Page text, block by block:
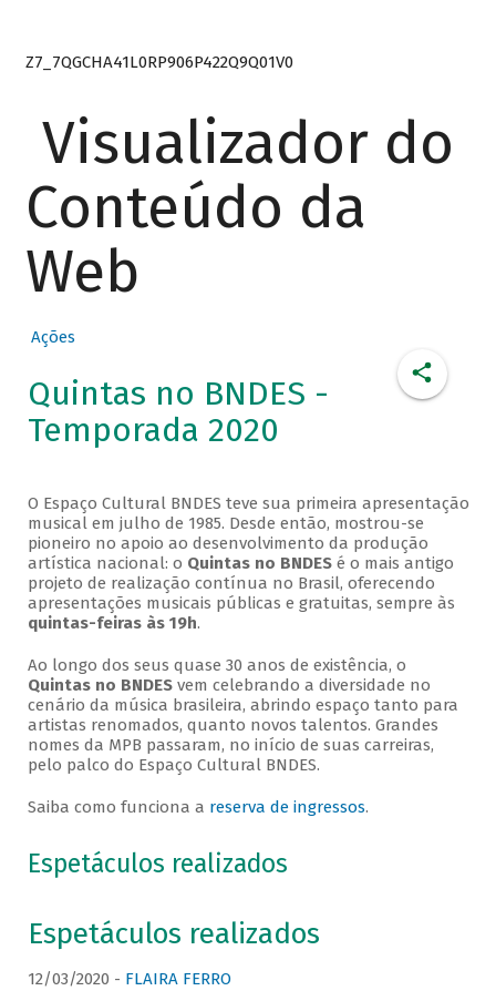
Z7_7QGCHA41L0RP906P422Q9Q01V0
Visualizador do
Conteúdo da
Web
Ações
Quintas no BNDES -
Temporada 2020
O Espaço Cultural BNDES teve sua primeira apresentação
musical em julho de 1985. Desde então, mostrou-se
pioneiro no apoio ao desenvolvimento da produção
artística nacional: o Quintas no BNDESé o mais antigo
projeto de realização contínua no Brasil, oferecendo
apresentações musicais públicas e gratuitas, sempre às
quintas-feiras às 19h.
Ao longo dos seus quase 30 anos de existência, o
Quintas no BNDESvem celebrando a diversidade no
cenário da música brasileira, abrindo espaço tanto para
artistas renomados, quanto novos talentos. Grandes
nomes da MPB passaram, no início de suas carreiras,
pelo palco do Espaço Cultural BNDES.
Saiba como funciona a reserva de ingressos.
Espetáculos realizados
Espetáculos realizados
12/03/2020 - FLAIRA FERRO